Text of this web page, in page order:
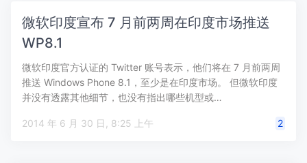
微软印度宣布 7 月前两周在印度市场推送
WP8.1
微软印度官方认证的 Twitter 账号表示，他们将在 7 月前两周
推送 Windows Phone 8.1，至少是在印度市场。 但微软印度
并没有透露其他细节，也没有指出哪些机型或…
2014 年 6 月 30 日, 8:25 上午 2